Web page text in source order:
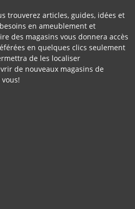
trouverez articles, guides, idées et
en ameublement et
des magasins vous donnera accès
en quelques clics seulement
de les localiser
de nouveaux magasins de